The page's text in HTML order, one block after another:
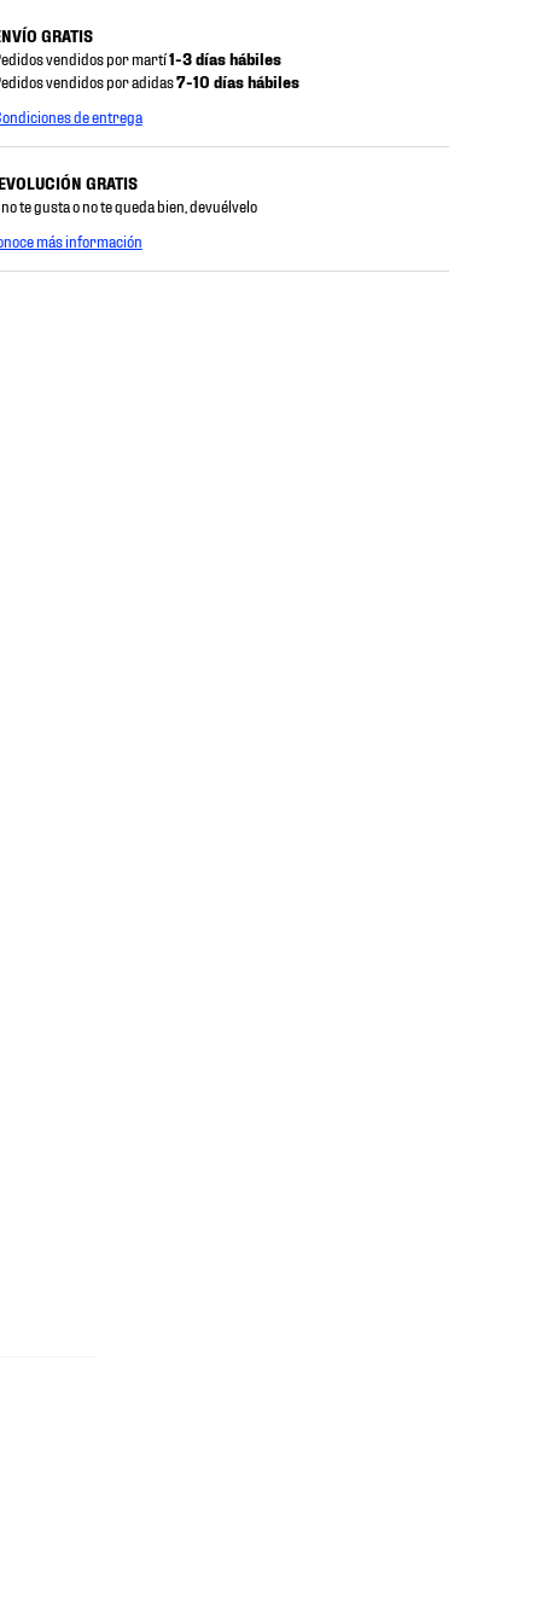
GRATIS
vendidos por martí1-3 días hábiles
vendidos por adidas7-10 días hábiles
de entrega
GRATIS
te gusta o no te queda bien, devuélvelo
más información